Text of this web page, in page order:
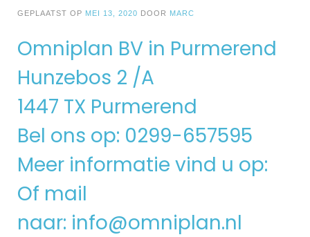
GEPLAATST OP MEI 13, 2020 DOOR MARC
Omniplan BV in Purmerend
Hunzebos 2 /A
1447 TX Purmerend
Bel ons op: 0299-657595
Meer informatie vind u op:
Of mail
naar: info@omniplan.nl